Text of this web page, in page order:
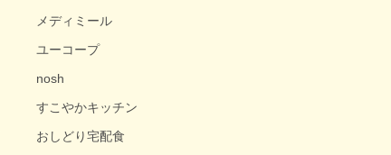
メディミール
ユーコープ
nosh
すこやかキッチン
おしどり宅配食